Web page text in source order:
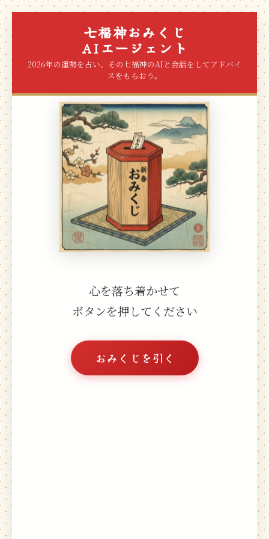
七福神おみくじ
AIエージェント
2026年の運勢を占い、その七福神のAIと会話をしてアドバイ
スをもらおう。
心を落ち着かせて
ボタンを押してください
おみくじを引く